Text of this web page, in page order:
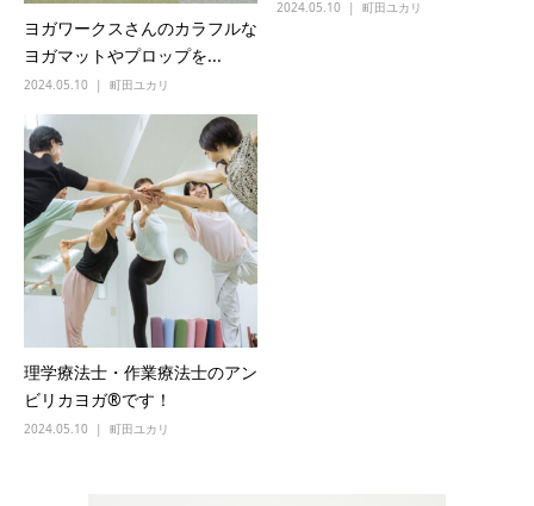
ヨガワークスさんのカラフルな
ヨガマットやプロップを...
2024.05.10 町田ユカリ
2024.05.10 町田ユカリ
理学療法士・作業療法士のアン
ビリカヨガ®︎です！
2024.05.10 町田ユカリ